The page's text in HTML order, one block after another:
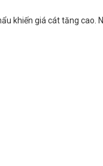
khiến giá cát tăng cao.